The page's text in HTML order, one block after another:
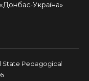
Україна»
State Pedagogical